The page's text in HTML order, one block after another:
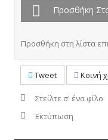
Προσθήκη
Προσθήκη στη λίστα
Tweet Κοινή
Στείλτε σ' ένα φίλο
Εκτύπωση